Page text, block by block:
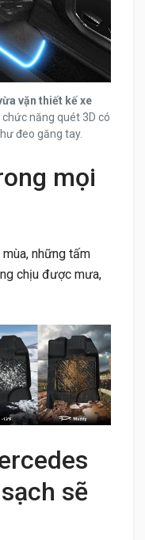
vặn thiết kế xe
năng quét 3D có
đeo găng tay.
mọi
những tấm
chịu được mưa,
sẽ